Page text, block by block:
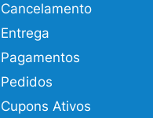
Cancelamento
Entrega
Pagamentos
Pedidos
Cupons Ativos